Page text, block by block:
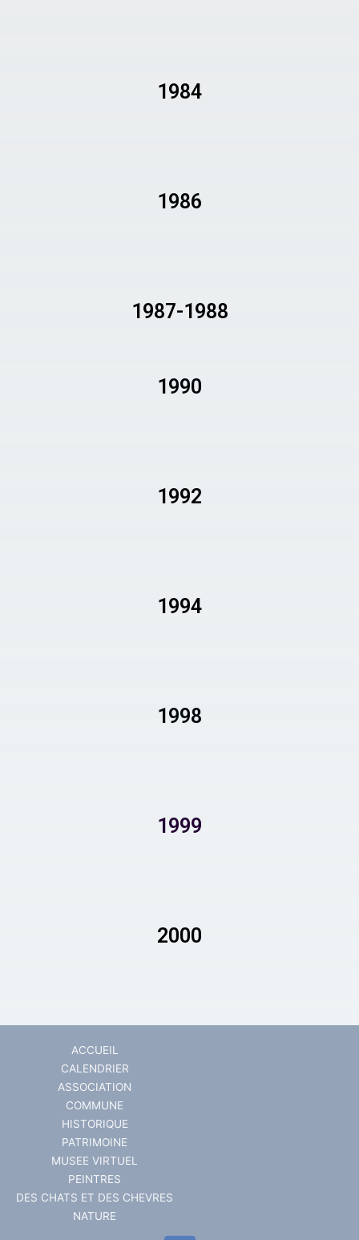
1984
1986
1987-1988
1990
1992
1994
1998
1999
2000
ACCUEIL
CALENDRIER
ASSOCIATION
COMMUNE
HISTORIQUE
PATRIMOINE
MUSEE VIRTUEL
PEINTRES
DES CHATS ET DES CHEVRES
NATURE